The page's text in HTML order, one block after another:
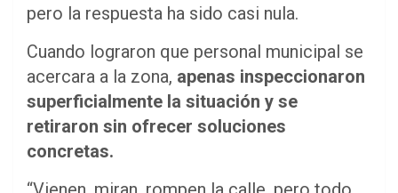
pero la respuesta ha sido casi nula.
Cuando lograron que personal municipal se
acercara a la zona, apenas inspeccionaron
superficialmente la situación y se
retiraron sin ofrecer soluciones
concretas.